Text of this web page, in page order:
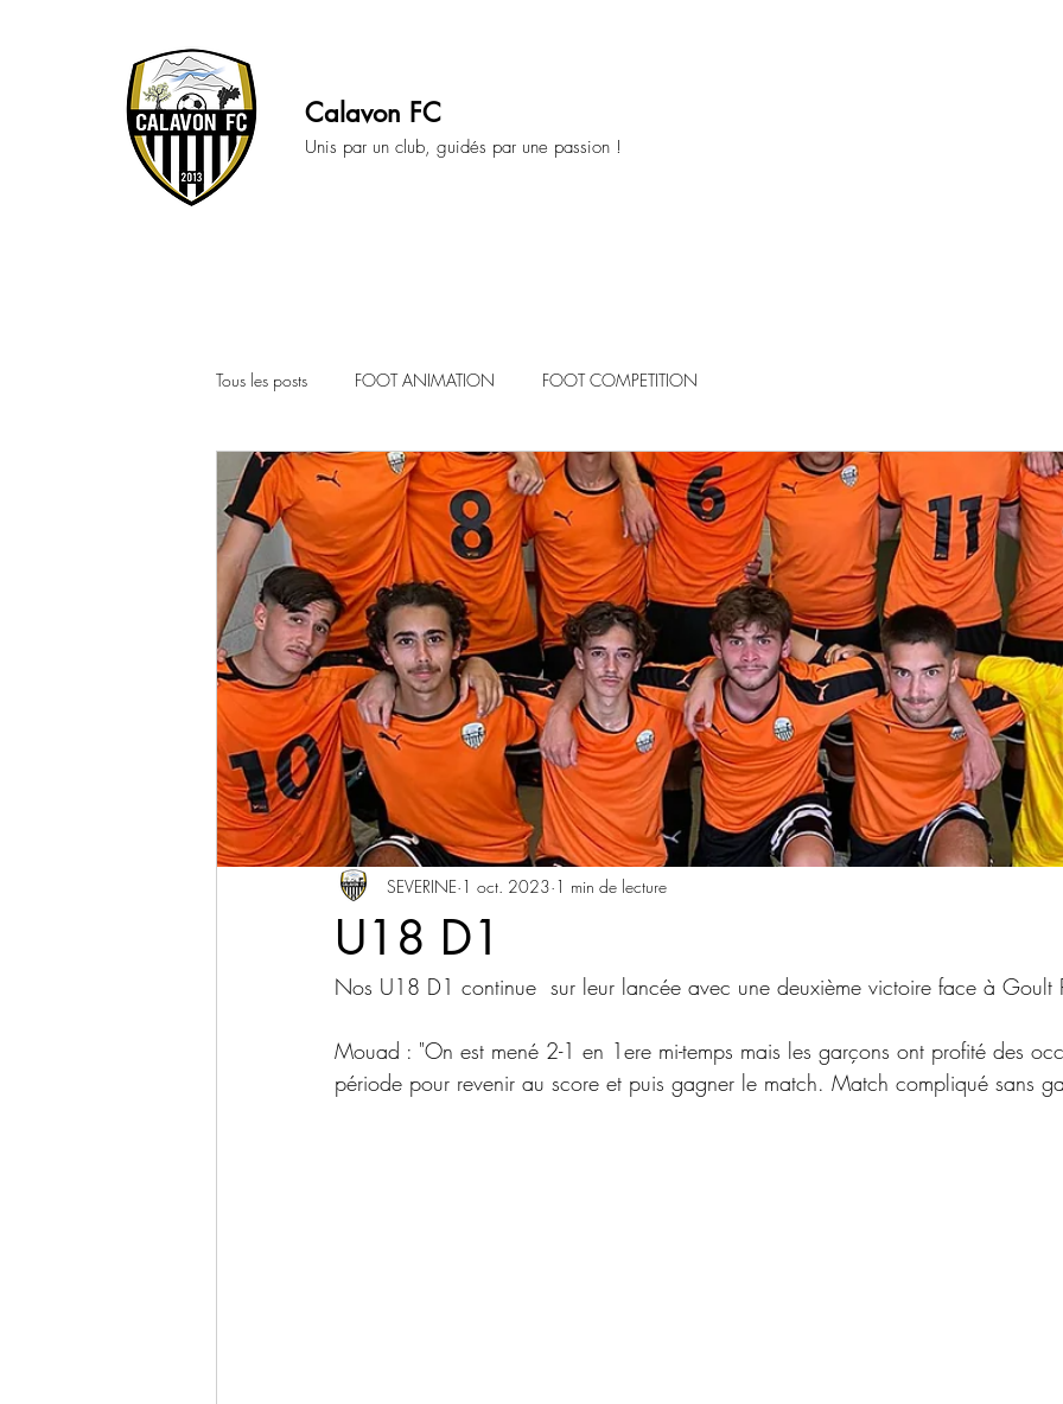
Calavon FC
Unis par un club, guidés par une passion !
Tous les posts FOOT ANIMATION FOOT COMPETITION
U18 D1
SEVERINE 1 oct. 2023 1 min de lecture
Nos U18 D1 continue  sur leur lancée avec une deuxième victoire face à Goult
Mouad : "On est mené 2-1 en 1ere mi-temps mais les garçons ont profité des
période pour revenir au score et puis gagner le match. Match compliqué sans